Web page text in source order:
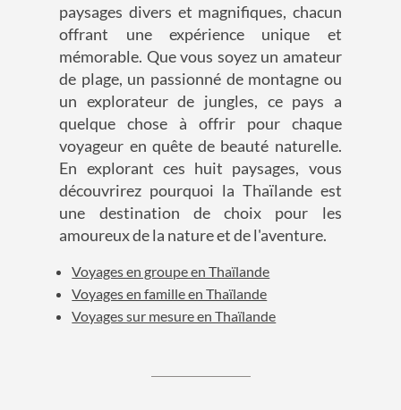
paysages divers et magnifiques, chacun
offrant une expérience unique et
mémorable. Que vous soyez un amateur
de plage, un passionné de montagne ou
un explorateur de jungles, ce pays a
quelque chose à offrir pour chaque
voyageur en quête de beauté naturelle.
En explorant ces huit paysages, vous
découvrirez pourquoi la Thaïlande est
une destination de choix pour les
amoureux de la nature et de l'aventure.
Voyages en groupe en Thaïlande
Voyages en famille en Thaïlande
Voyages sur mesure en Thaïlande